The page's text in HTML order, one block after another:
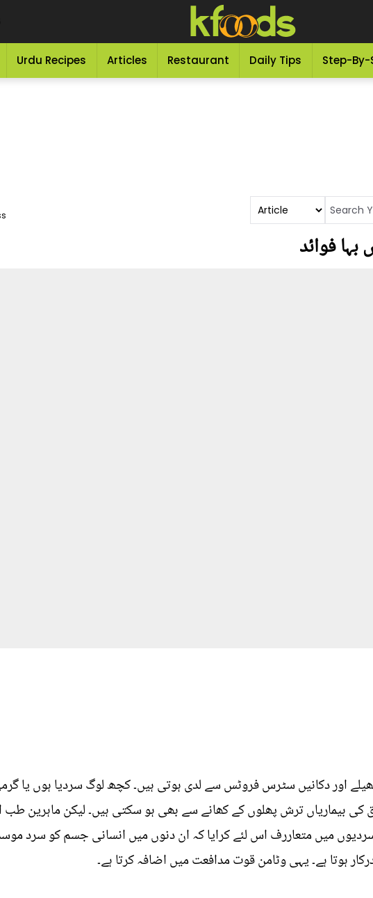
Urdu Recipes Articles Restaurant Daily Tips Step-By-
فوائد
اور دکانیں سٹرس فروٹس سے لدی ہوتی ہیں۔ کچھ لوگ سردیا ہوں یا
بیماریاں ترش پھلوں کے کھانے سے بھی ہو سکتی ہیں۔ لیکن ماہرین طب
میں متعاررف اس لئے کرایا کہ ان دنوں میں انسانی جسم کو سرد
ہوتا ہے۔ یہی وٹامن قوت مدافعت میں اضافہ کرتا ہے۔